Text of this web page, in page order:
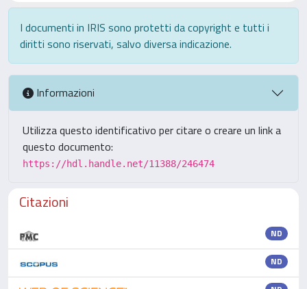
I documenti in IRIS sono protetti da copyright e tutti i
diritti sono riservati, salvo diversa indicazione.
Informazioni
Utilizza questo identificativo per citare o creare un link a
questo documento:
https://hdl.handle.net/11388/246474
Citazioni
ND
ND